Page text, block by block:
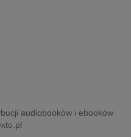
audiobooków i ebooków